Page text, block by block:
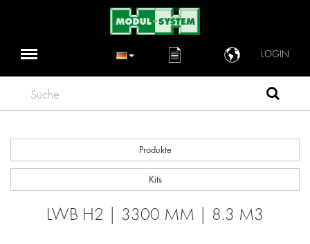
LOGIN
Suche
Produkte
Kits
LWB H2 | 3300 MM | 8.3 M3